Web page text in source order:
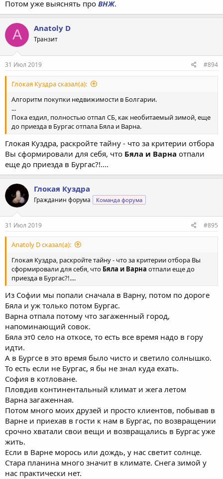
Потом уже выяснять про ВНЖ.
A Anatoly D
Транзит
31 Июл 2019 #894
Глокая Куздра сказал(а):
Алгоритм покупки недвижимости в Болгарии.
...
Пока ездил, полностью отпал СБ, как необитаемый зимой, еще
до приезда в Бургас отпала Бяла и Варна.
Глокая Куздра, раскройте тайну - что за критерии отбора
Вы сформировали для себя, что Бяла и Варна отпали
еще до приезда в Бургас?!....
Глокая Куздра
Гражданин форума Команда форума
31 Июл 2019 #895
Anatoly D сказал(а):
Глокая Куздра, раскройте тайну - что за критерии отбора Вы
сформировали для себя, что Бяла и Варна отпали еще до
приезда в Бургас?!....
Из Софии мы попали сначала в Варну, потом по дороге
Бяла и уж только потом Бургас.
Варна отпала потому что загаженный город,
напоминающий совок.
Бяла эт0 село на откосе, то есть все время надо в гору
идти.
А в Бургсе в это время было чисто и светило солнышко.
То есть если не Бургас, я бы не знал куда ехать.
София в котловане.
Пловдив континентальный климат и жега летом
Варна загаженная.
Потом много моих друзей и просто клиентов, побывав в
Варне и приехав в гости к нам в Бургас, по возвращении
срочно хватали свои вещи и возвращались в Бургас уже
жить.
Если в Варне морось или дождь, у нас светит солнце.
Стара планина много значит в климате. Снега зимой у
нас практически нет.